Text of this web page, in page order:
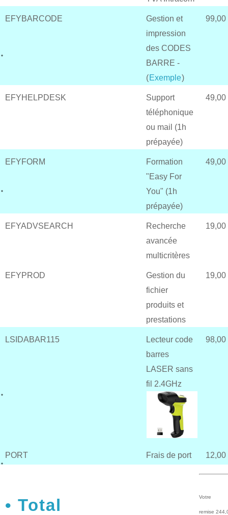
EFYBARCODE
Gestion et
impression
des CODES
BARRE -
(Exemple)
99,00
EFYHELPDESK
Support
téléphonique
ou mail (1h
prépayée)
49,00
EFYFORM
Formation
"Easy For
You" (1h
prépayée)
49,00
EFYADVSEARCH
Recherche
avancée
multicritères
EFYPROD
Gestion du
fichier
produits et
prestations
LSIDABAR115
Lecteur code
barres
LASER sans
fil 2.4GHz
98,00
PORT Frais de port
Total Votre
remise